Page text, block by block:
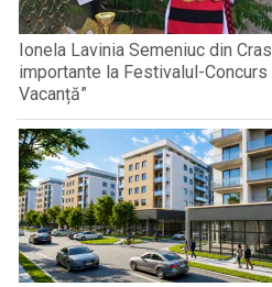
Ionela Lavinia Semeniuc din
importante la Festivalul-Concurs
Vacanță”